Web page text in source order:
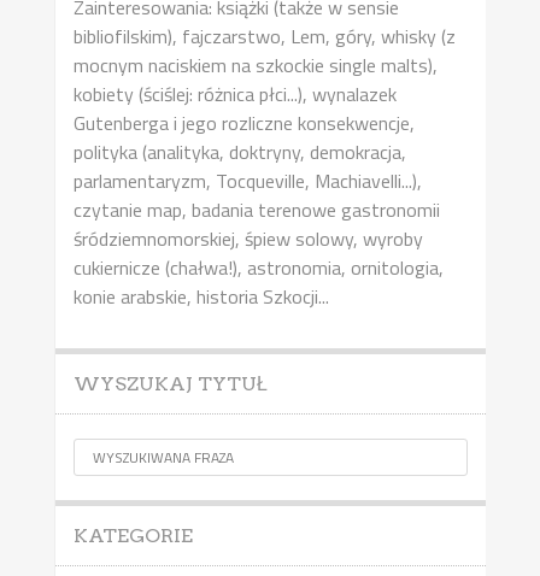
Zainteresowania: książki (także w sensie
bibliofilskim), fajczarstwo, Lem, góry, whisky (z
mocnym naciskiem na szkockie single malts),
kobiety (ściślej: różnica płci...), wynalazek
Gutenberga i jego rozliczne konsekwencje,
polityka (analityka, doktryny, demokracja,
parlamentaryzm, Tocqueville, Machiavelli...),
czytanie map, badania terenowe gastronomii
śródziemnomorskiej, śpiew solowy, wyroby
cukiernicze (chałwa!), astronomia, ornitologia,
konie arabskie, historia Szkocji...
WYSZUKAJ TYTUŁ
KATEGORIE